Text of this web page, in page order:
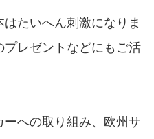
たいへん刺激になりま
レゼントなどにもご活
への取り組み、欧州サ